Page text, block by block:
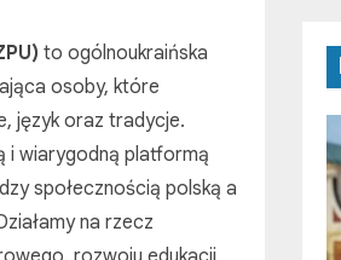
to ogólnoukraińska
osoby, które
język oraz tradycje.
i wiarygodną platformą
społecznością polską a
na rzecz